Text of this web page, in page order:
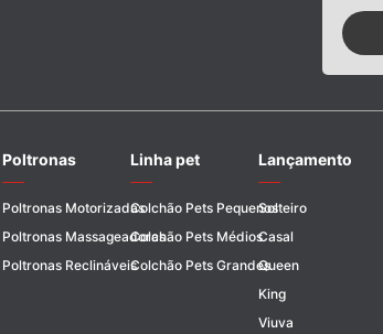
Poltronas
Poltronas Motorizadas
Poltronas Massageadoras
Poltronas Reclináveis
Linha pet
Colchão Pets Pequenos
Colchão Pets Médios
Colchão Pets Grandes
Lançamento
Solteiro
Casal
Queen
King
Viuva